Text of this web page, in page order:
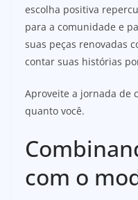
escolha positiva
para a comunidade e
suas peças renovadas
contar suas histórias
Aproveite a jornada de
quanto você.
com o